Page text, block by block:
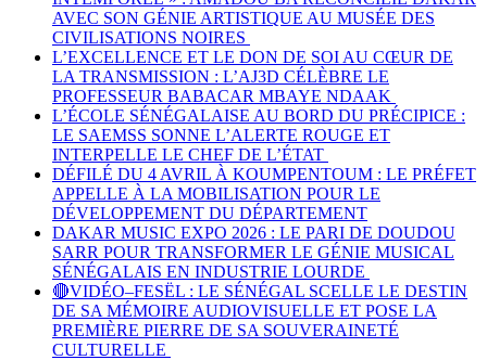
AVEC SON GÉNIE ARTISTIQUE AU MUSÉE DES
CIVILISATIONS NOIRES
L’EXCELLENCE ET LE DON DE SOI AU CŒUR DE
LA TRANSMISSION : L’AJ3D CÉLÈBRE LE
PROFESSEUR BABACAR MBAYE NDAAK
L’ÉCOLE SÉNÉGALAISE AU BORD DU PRÉCIPICE :
LE SAEMSS SONNE L’ALERTE ROUGE ET
INTERPELLE LE CHEF DE L’ÉTAT
DÉFILÉ DU 4 AVRIL À KOUMPENTOUM : LE PRÉFET
APPELLE À LA MOBILISATION POUR LE
DÉVELOPPEMENT DU DÉPARTEMENT
DAKAR MUSIC EXPO 2026 : LE PARI DE DOUDOU
SARR POUR TRANSFORMER LE GÉNIE MUSICAL
SÉNÉGALAIS EN INDUSTRIE LOURDE
🔴VIDÉO–FESËL : LE SÉNÉGAL SCELLE LE DESTIN
DE SA MÉMOIRE AUDIOVISUELLE ET POSE LA
PREMIÈRE PIERRE DE SA SOUVERAINETÉ
CULTURELLE